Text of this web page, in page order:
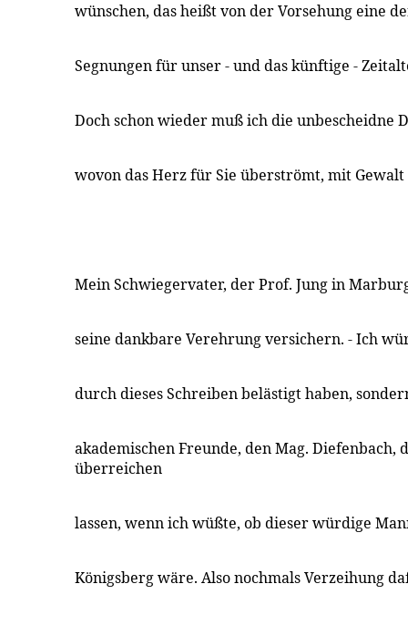
wünschen, das heißt von der Vorsehung eine
Segnungen für unser - und das künftige -
Doch schon wieder muß ich die unbescheidne
wovon das Herz für Sie überströmt, mit
Mein Schwiegervater, der Prof. Jung in
seine dankbare Verehrung versichern. - Ich
durch dieses Schreiben belästigt haben,
akademischen Freunde, den Mag. Diefenbach,
überreichen
lassen, wenn ich wüßte, ob dieser würdige
Königsberg wäre. Also nochmals Verzeihung